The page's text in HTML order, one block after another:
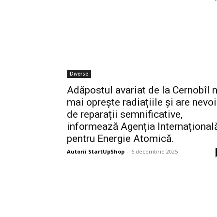
Diverse
Adăpostul avariat de la Cernobîl
mai oprește radiațiile și are
de reparații semnificative,
informează Agenția
pentru Energie Atomică.
Autorii StartUpShop - 6 decembrie 2025